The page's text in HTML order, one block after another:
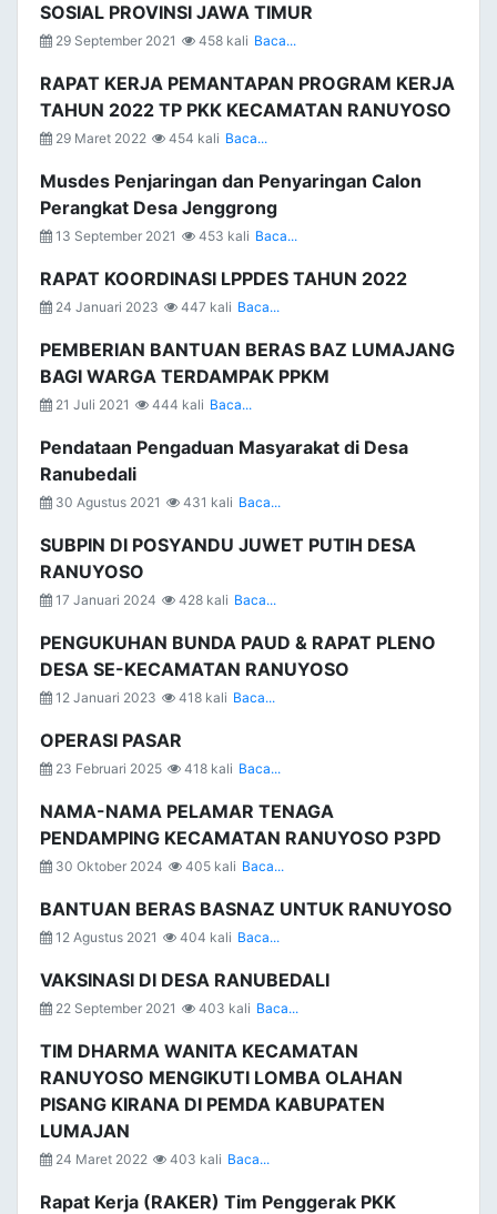
SOSIAL PROVINSI JAWA TIMUR
29 September 2021 458 kali Baca...
RAPAT KERJA PEMANTAPAN PROGRAM KERJA
TAHUN 2022 TP PKK KECAMATAN RANUYOSO
29 Maret 2022 454 kali Baca...
Musdes Penjaringan dan Penyaringan Calon
Perangkat Desa Jenggrong
13 September 2021 453 kali Baca...
RAPAT KOORDINASI LPPDES TAHUN 2022
24 Januari 2023 447 kali Baca...
PEMBERIAN BANTUAN BERAS BAZ LUMAJANG
BAGI WARGA TERDAMPAK PPKM
21 Juli 2021 444 kali Baca...
Pendataan Pengaduan Masyarakat di Desa
Ranubedali
30 Agustus 2021 431 kali Baca...
SUBPIN DI POSYANDU JUWET PUTIH DESA
RANUYOSO
17 Januari 2024 428 kali Baca...
PENGUKUHAN BUNDA PAUD & RAPAT PLENO
DESA SE-KECAMATAN RANUYOSO
12 Januari 2023 418 kali Baca...
OPERASI PASAR
23 Februari 2025 418 kali Baca...
NAMA-NAMA PELAMAR TENAGA
PENDAMPING KECAMATAN RANUYOSO P3PD
30 Oktober 2024 405 kali Baca...
BANTUAN BERAS BASNAZ UNTUK RANUYOSO
12 Agustus 2021 404 kali Baca...
VAKSINASI DI DESA RANUBEDALI
22 September 2021 403 kali Baca...
TIM DHARMA WANITA KECAMATAN
RANUYOSO MENGIKUTI LOMBA OLAHAN
PISANG KIRANA DI PEMDA KABUPATEN
LUMAJAN
24 Maret 2022 403 kali Baca...
Rapat Kerja (RAKER) Tim Penggerak PKK